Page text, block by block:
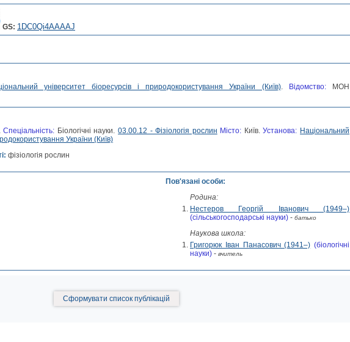
GS: 1DC0Qi4AAAAJ
університет біоресурсів і природокористування України (Київ).Відомство:
МОН
Спеціальність: Біологічні науки.03.00.12 - Фізіологія рослин Місто: Київ.Установа: Національний
України (Київ)
фізіологія рослин
Пов'язані особи:
Родина:
Нестеров Георгій Іванович (1949–)
(сільськогосподарські науки) - батько
Наукова школа:
Григорюк Іван Панасович (1941–) (біологічні
науки) - вчитель
Сформувати список публікацій